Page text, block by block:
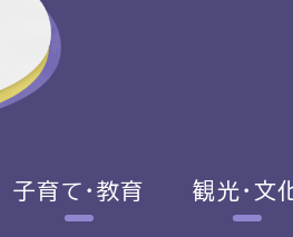
子育て・教育 観光・文